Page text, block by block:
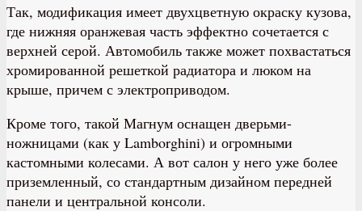
Так, модификация имеет двухцветную окраску кузова,
где нижняя оранжевая часть эффектно сочетается с
верхней серой. Автомобиль также может похвастаться
хромированной решеткой радиатора и люком на
крыше, причем с электроприводом.
Кроме того, такой Магнум оснащен дверьми-
ножницами (как у Lamborghini) и огромными
кастомными колесами. А вот салон у него уже более
приземленный, со стандартным дизайном передней
панели и центральной консоли.